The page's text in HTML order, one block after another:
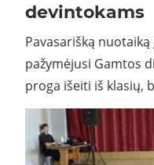
devintokams
Pavasarišką
pažymėjusi Gamtos
proga išeiti iš klasių,